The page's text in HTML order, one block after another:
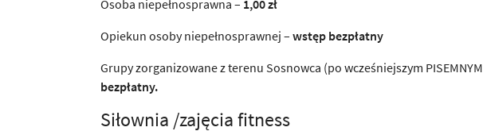
Osoba niepełnosprawna – 1,00 zł
Opiekun osoby niepełnosprawnej – wstęp bezpłatny
Grupy zorganizowane z terenu Sosnowca (po wcześniejszym
bezpłatny.
Siłownia /zajęcia fitness